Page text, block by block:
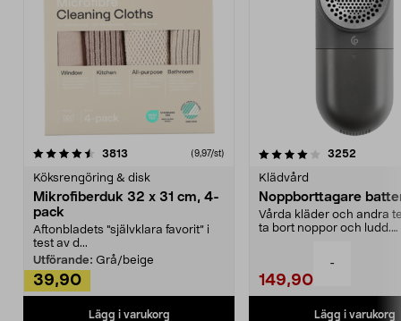
-
3813 (9,97/st)
Köksrengöring & disk
Mikrofiberduk 32 x 31 cm, 4-
pack
Aftonbladets "självklara favorit” i
test av d...
Utförande: Grå/beige
39,90
Lägg i varukorg
4.0av 5 stjärnor 3252
Klädvård
Noppborttagare
Vårda kläder och andra
ta bort noppor och ludd.
149,90
Lägg i varukorg
4.5av 5 stjärnor